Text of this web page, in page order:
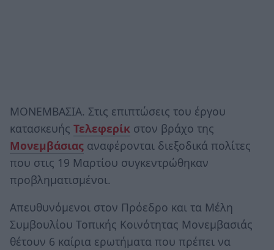
ΜΟΝΕΜΒΑΣΙΑ. Στις επιπτώσεις του έργου
κατασκευής Τελεφερίκ στον βράχο της
Μονεμβάσιας αναφέρονται διεξοδικά πολίτες
που στις 19 Μαρτίου συγκεντρώθηκαν
προβληματισμένοι.
Απευθυνόμενοι στον Πρόεδρο και τα Μέλη
Συμβουλίου Τοπικής Κοινότητας Μονεμβασιάς
θέτουν 6 καίρια ερωτήματα που πρέπει να